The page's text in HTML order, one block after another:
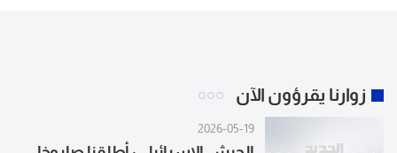
زوارنا يقرؤون الآن
2026-05-19